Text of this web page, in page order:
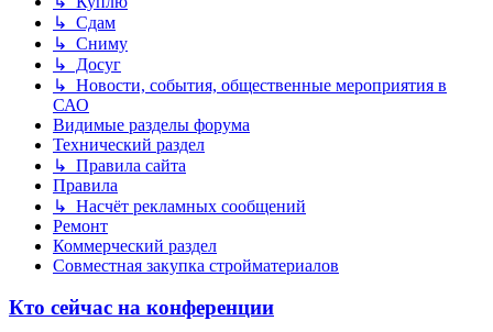
↳ Сдам
↳ Сниму
↳ Досуг
↳ Новости, события, общественные мероприятия в
САО
Видимые разделы форума
Технический раздел
↳ Правила сайта
Правила
↳ Насчёт рекламных сообщений
Ремонт
Коммерческий раздел
Совместная закупка стройматериалов
Кто сейчас на конференции